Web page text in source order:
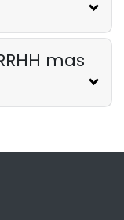
mas